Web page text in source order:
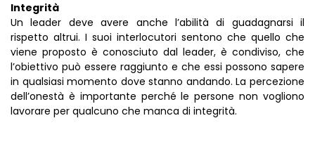
Integrità
Un leader deve avere anche l’abilità di guadagnarsi il
rispetto altrui. I suoi interlocutori sentono che quello che
viene proposto è conosciuto dal leader, è condiviso, che
l’obiettivo può essere raggiunto e che essi possono sapere
in qualsiasi momento dove stanno andando. La percezione
dell’onestà è importante perché le persone non vogliono
lavorare per qualcuno che manca di integrità.